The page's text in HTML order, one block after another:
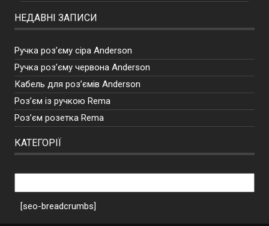
НЕДАВНІ ЗАПИСИ
Ручка роз’єму сіра Anderson
Ручка роз’єму червона Anderson
Кабель для роз’ємів Anderson
Роз’єм із ручкою Rema
Роз’єм розетка Rema
КАТЕГОРІЇ
Категорії
[seo-breadcrumbs]